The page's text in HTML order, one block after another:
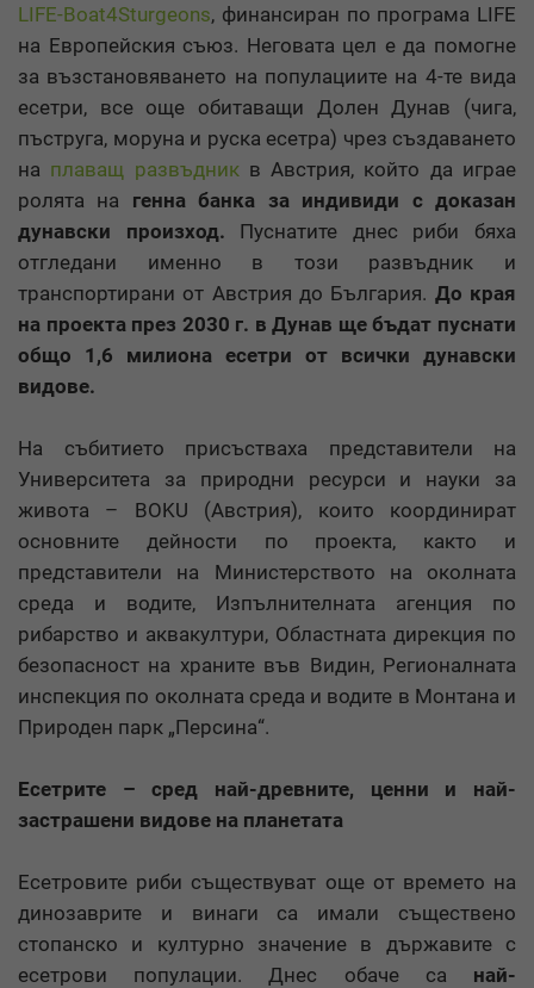
LIFE-Boat4Sturgeons, финансиран по програма LIFE
на Европейския съюз. Неговата цел е да помогне
за възстановяването на популациите на 4-те вида
есетри, все още обитаващи Долен Дунав (чига,
пъструга, моруна и руска есетра) чрез създаването
на плаващ развъдникв Австрия, който да играе
ролята на генна банка за индивиди с доказан
дунавски произход. Пуснатите днес риби бяха
отгледани именно в този развъдник и
транспортирани от Австрия до България. До края
на проекта през 2030 г. в Дунав ще бъдат пуснати
общо 1,6 милиона есетри от всички дунавски
видове.
На събитието присъстваха представители на
Университета за природни ресурси и науки за
живота – BOKU (Австрия), които координират
основните дейности по проекта, както и
представители на Министерството на околната
среда и водите, Изпълнителната агенция по
рибарство и аквакултури, Областната дирекция по
безопасност на храните във Видин, Регионалната
инспекция по околната среда и водите в Монтана и
Природен парк „Персина“.
Есетрите – сред най-древните, ценни и най-
застрашени видове на планетата
Есетровите риби съществуват още от времето на
динозаврите и винаги са имали съществено
стопанско и културно значение в държавите с
есетрови популации. Днес обаче са най-